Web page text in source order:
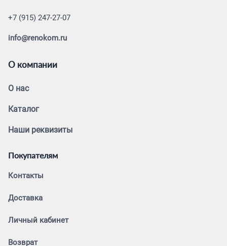
+7 (915) 247-27-07
info@renokom.ru
О компании
О нас
Каталог
Наши реквизиты
Покупателям
Контакты
Доставка
Личный кабинет
Возврат